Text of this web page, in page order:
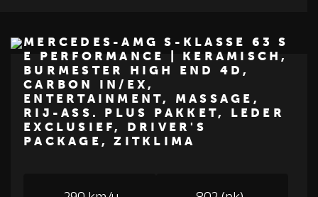
M
E
R
C
E
D
E
S
-
B
E
N
Z
€ 209.950
MERCEDES-AMG S-KLASSE 63 S
E PERFORMANCE | KERAMISCH,
BURMESTER HIGH END 4D,
CARBON IN/EX,
ENTERTAINMENT, MASSAGE,
RIJ-ASS. PLUS PAKKET, LEDER
EXCLUSIEF, DRIVER'S
PACKAGE, ZITKLIMA